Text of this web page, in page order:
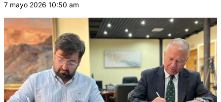
7 mayo 2026 10:50 am